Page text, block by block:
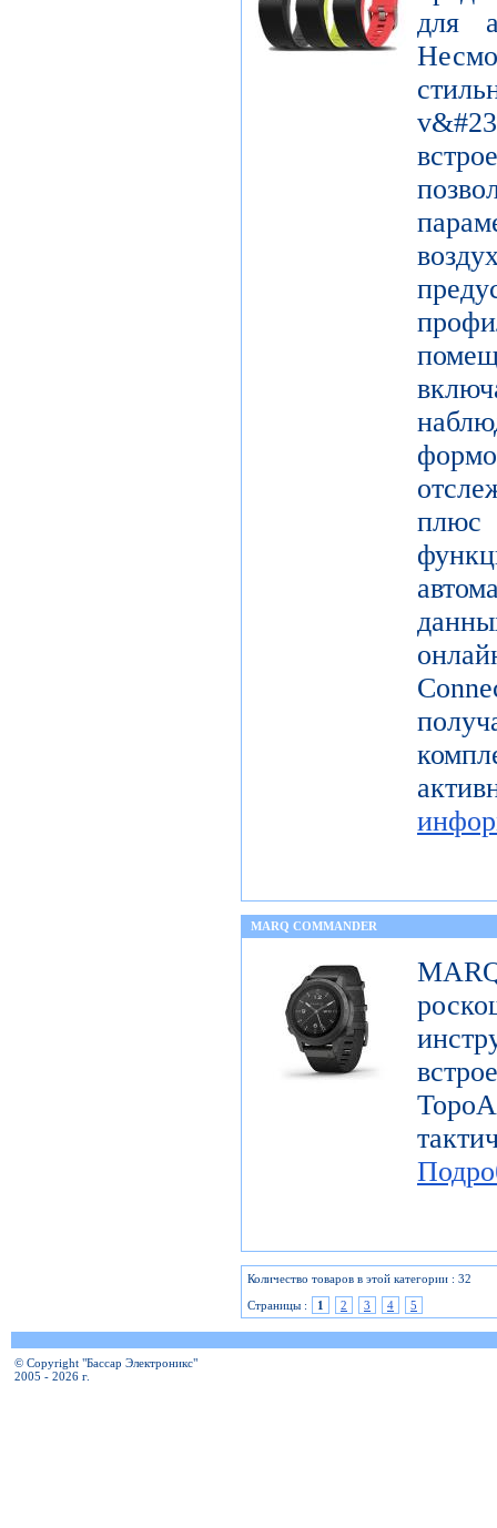
для
плюс
MARQ COMMANDER
Количество товаров в этой категории : 32
Страницы :
1 2 3 4 5
© Copyright "Бассар Электроникс"
2005 - 2026 г.